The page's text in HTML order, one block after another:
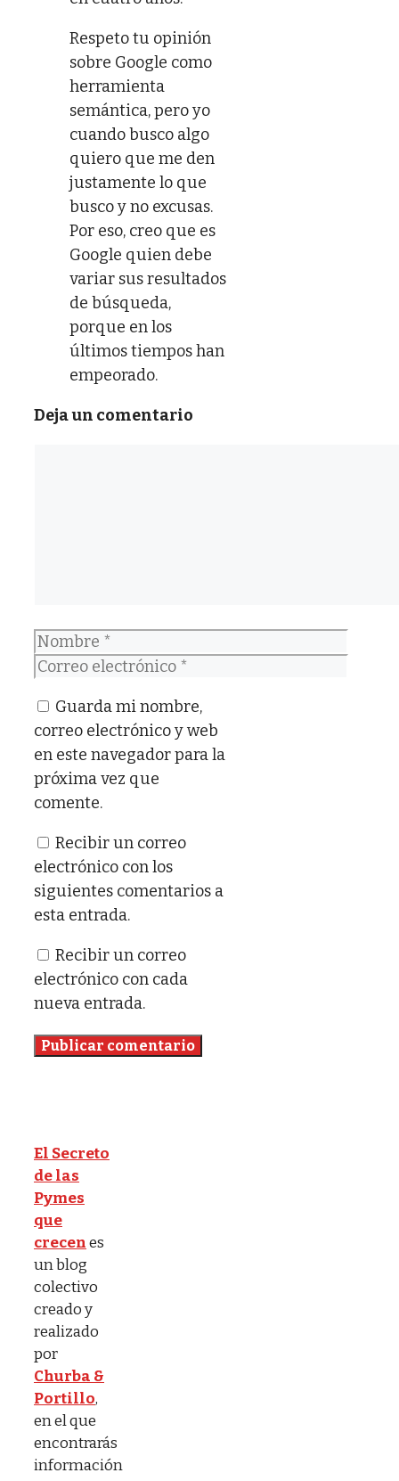
Respeto tu opinión
sobre Google como
herramienta
semántica, pero yo
cuando busco algo
quiero que me den
justamente lo que
busco y no excusas.
Por eso, creo que es
Google quien debe
variar sus resultados
de búsqueda,
porque en los
últimos tiempos han
empeorado.
Deja un comentario
Nombre
Correo
Guarda mi nombre,
correo electrónico y web
en este navegador para la
próxima vez que
comente.
Recibir un correo
electrónico con los
siguientes comentarios a
esta entrada.
Recibir un correo
electrónico con cada
nueva entrada.
El Secreto
de las
Pymes
que
crecenes
un blog
colectivo
creado y
realizado
por
Churba &
Portillo,
en el que
encontrarás
información